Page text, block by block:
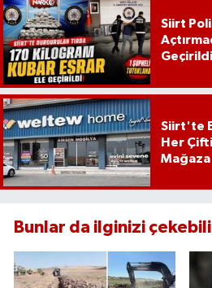
Siirt
Geçirildi
Siirt'te
Her
Bunlar da ilginizi